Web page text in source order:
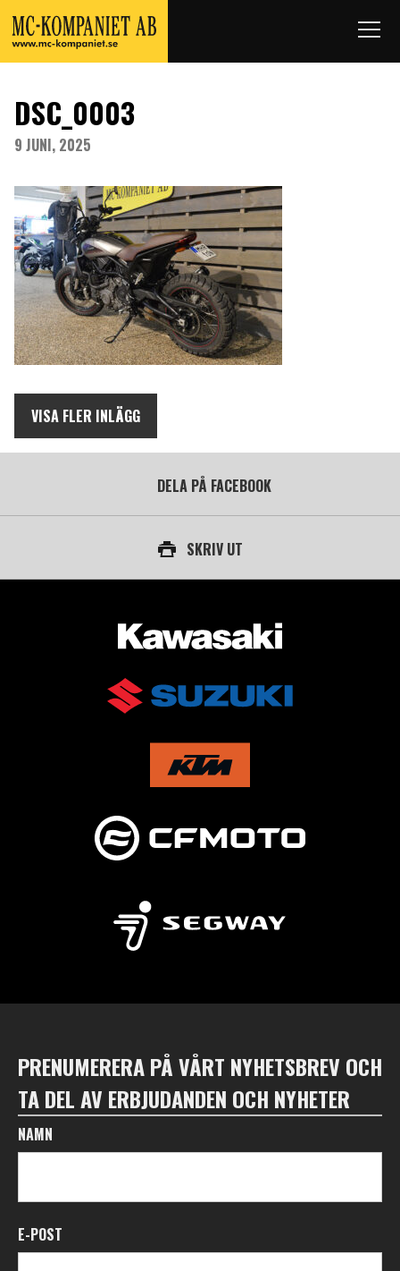
DSC_0003
9 JUNI, 2025
VISA FLER INLÄGG
DELA PÅ FACEBOOK
SKRIV UT
AUKTORISERAD ÅTERFÖRSÄLJARE AV
PRENUMERERA PÅ VÅRT NYHETSBREV OCH
TA DEL AV ERBJUDANDEN OCH NYHETER
NAMN
E-POST